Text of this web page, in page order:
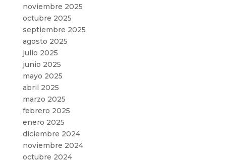
noviembre 2025
octubre 2025
septiembre 2025
agosto 2025
julio 2025
junio 2025
mayo 2025
abril 2025
marzo 2025
febrero 2025
enero 2025
diciembre 2024
noviembre 2024
octubre 2024